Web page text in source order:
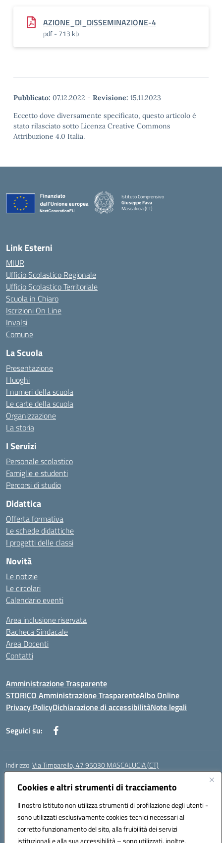
Cookies e altri strumenti di tracciamento
Il nostro Istituto non utilizza strumenti di profilazione degli utenti -
sono utilizzati esclusivamente cookies tecnici necessari al
corretto funzionamento del sito, alla fruibilità dei servizi
istituzionali e alla sua accessibilità – sono utilizzati, inoltre,
AZIONE_DI_DISSEMINAZIONE-4
pdf - 713 kb
Pubblicato: 07.12.2022 - Revisione: 15.11.2023
Eccetto dove diversamente specificato, questo articolo è
stato rilasciato sotto Licenza Creative Commons
Attribuzione 4.0 Italia.
Istituto Comprensivo
Giuseppe Fava
Mascalucia (CT)
Link Esterni
MIUR
Ufficio Scolastico Regionale
Ufficio Scolastico Territoriale
Scuola in Chiaro
Iscrizioni On Line
Invalsi
Comune
La Scuola
Presentazione
I luoghi
I numeri della scuola
Le carte della scuola
Organizzazione
La storia
I Servizi
Personale scolastico
Famiglie e studenti
Percorsi di studio
Didattica
Offerta formativa
Le schede didattiche
I progetti delle classi
Novità
Le notizie
Le circolari
Calendario eventi
Area inclusione riservata
Bacheca Sindacale
Area Docenti
Contatti
Amministrazione Trasparente
STORICO Amministrazione TrasparenteAlbo Online
Privacy PolicyDichiarazione di accessibilitàNote legali
Seguici su:
Indirizzo:Via Timparello, 47 95030 MASCALUCIA (CT)
Centralino:
Posta elettronica certificata (PEC):ctic8bc002@pec.istruzione.it
Codice fiscale: 93238350875
Codice meccanografico:ctic8bc002
Codice Indice delle Pubbliche Amministrazioni (IPA): istsc_ctic8bc002
Codice unico di fatturazione (CUF): 2PO2JW